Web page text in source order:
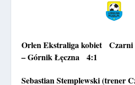
Orlen Ekstraliga kobiet Czarni
– Górnik Łęczna 4:1
Sebastian Stemplewski (trener